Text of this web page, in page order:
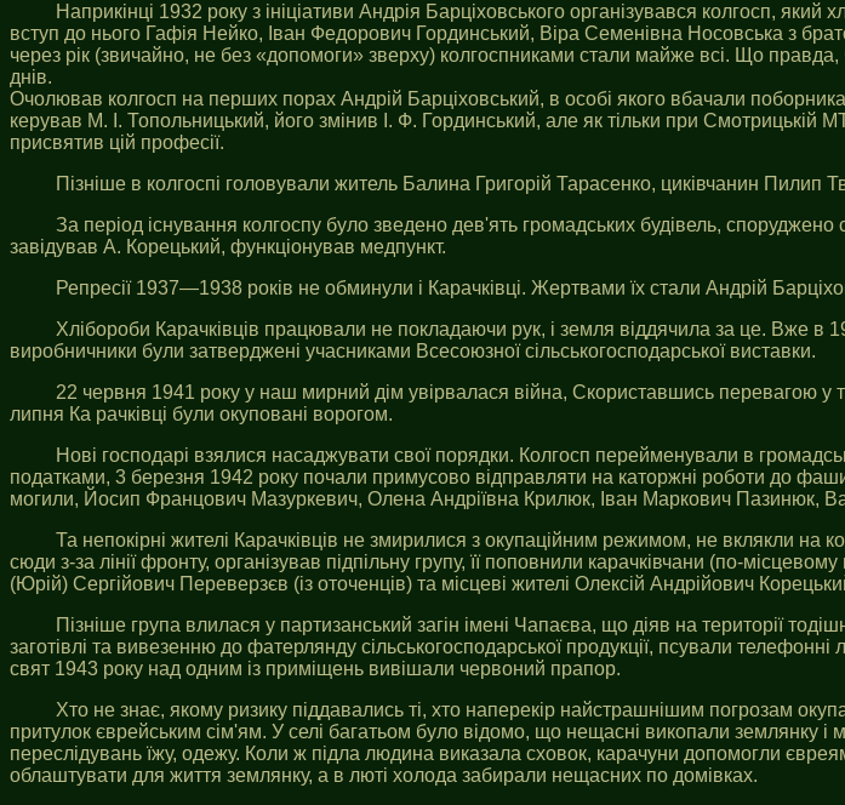
Наприкінці 1932 року з ініціативи Андрія Барціховського організувався колгосп,
вступ до нього Гафія Нейко, Іван Федорович Гординський, Віра Семенівна Носовська з
через рік (звичайно, не без «допомоги» зверху) колгоспниками стали майже всі. Що
днів.
Очолював колгосп на перших порах Андрій Барціховський, в особі якого вбачали
керував М. І. Топольницький, його змінив І. Ф. Гординський, але як тільки при Смотрицькій
присвятив цій професії.
Пізніше в колгоспі головували житель Балина Григорій Тарасенко, циківчанин
За період існування колгоспу було зведено дев'ять громадських будівель,
завідував А. Корецький, функціонував медпункт.
Репресії 1937—1938 років не обминули і Карачківці. Жертвами їх стали Андрій
Хлібороби Карачківців працювали не покладаючи рук, і земля віддячила за це. Вже в
виробничники були затверджені учасниками Всесоюзної сільськогосподарської виставки.
22 червня 1941 року у наш мирний дім увірвалася війна, Скориставшись перевагою у
липня Ка рачківці були окуповані ворогом.
Нові господарі взялися насаджувати свої порядки. Колгосп перейменували в
податками, 3 березня 1942 року почали примусово відправляти на каторжні роботи до
могили, Йосип Францович Мазуркевич, Олена Андріївна Крилюк, Іван Маркович Пазинюк,
Та непокірні жителі Карачківців не змирилися з окупаційним режимом, не вклякли
сюди з-за лінії фронту, організував підпільну групу, її поповнили карачківчани (по-
(Юрій) Сергійович Переверзєв (із оточенців) та місцеві жителі Олексій Андрійович
Пізніше група влилася у партизанський загін імені Чапаєва, що діяв на території
заготівлі та вивезенню до фатерлянду сільськогосподарської продукції, псували
свят 1943 року над одним із приміщень вивішали червоний прапор.
Хто не знає, якому ризику піддавались ті, хто наперекір найстрашнішим погрозам
притулок єврейським сім'ям. У селі багатьом було відомо, що нещасні викопали землянку і
переслідувань їжу, одежу. Коли ж підла людина виказала сховок, карачуни допомогли
облаштувати для життя землянку, а в люті холода забирали нещасних по домівках.